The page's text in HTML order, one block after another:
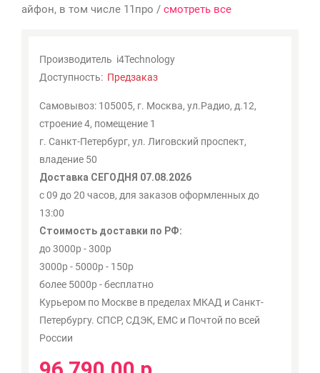
айфон, в том числе 11про / смотреть все
Производитель i4Technology
Доступность: Предзаказ
Самовывоз: 105005, г. Москва, ул.Радио, д.12,
строение 4, помещение 1
г. Санкт-Петербург, ул. Лиговский проспект,
владение 50
Доставка СЕГОДНЯ 07.08.2026
с 09 до 20 часов, для заказов оформленных до
13:00
Стоимость доставки по РФ:
до 3000р - 300р
3000р - 5000р - 150р
более 5000р - бесплатно
Курьером по Москве в пределах МКАД и Санкт-
Петербургу. СПСР, СДЭК, ЕМС и Почтой по всей
России